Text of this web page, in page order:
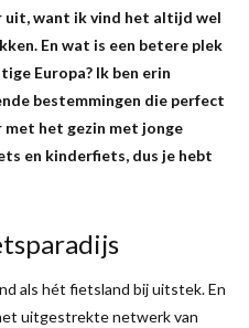
uit, want ik vind het altijd wel
En wat is een betere plek
Europa? Ik ben erin
bestemmingen die perfect
het gezin met jonge
en kinderfiets, dus je hebt
als hét fietsland bij uitstek. En
uitgestrekte netwerk van